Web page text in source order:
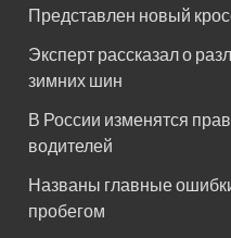
Представлен новый
Эксперт рассказал о
зимних шин
В России изменятся
водителей
Названы главные
пробегом